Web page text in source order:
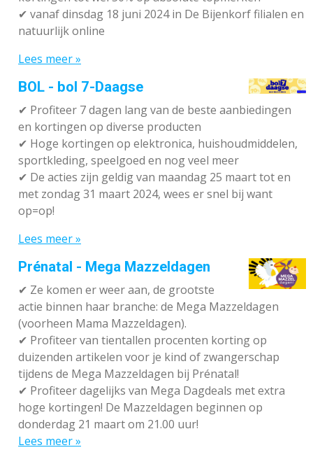
✔ vanaf dinsdag 18 juni 2024 in De Bijenkorf filialen en
natuurlijk online
Lees meer »
BOL - bol 7-Daagse
✔ Profiteer 7 dagen lang van de beste aanbiedingen
en kortingen op diverse producten
✔ Hoge kortingen op elektronica, huishoudmiddelen,
sportkleding, speelgoed en nog veel meer
✔ De acties zijn geldig van maandag 25 maart tot en
met zondag 31 maart 2024, wees er snel bij want
op=op!
Lees meer »
Prénatal - Mega Mazzeldagen
✔ Ze komen er weer aan, de grootste
actie binnen haar branche: de Mega Mazzeldagen
(voorheen Mama Mazzeldagen).
✔ Profiteer van tientallen procenten korting op
duizenden artikelen voor je kind of zwangerschap
tijdens de Mega Mazzeldagen bij Prénatal!
✔ Profiteer dagelijks van Mega Dagdeals met extra
hoge kortingen! De Mazzeldagen beginnen op
donderdag 21 maart om 21.00 uur!
Lees meer »